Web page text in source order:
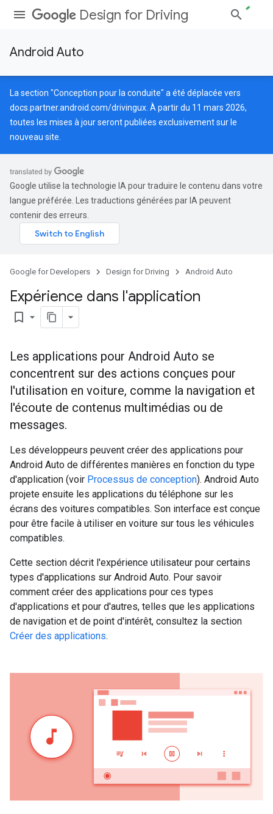
Design for Driving
Android Auto
La section "Conception pour la conduite" a été déplacée vers
docs.partner.android.com/drivingux . À partir du 11 mars 2026,
toutes les mises à jour seront publiées exclusivement sur le
nouveau site.
Google utilise la technologie IA pour traduire le contenu dans votre
langue préférée. Les traductions générées par IA peuvent
contenir des erreurs.
Google for Developers Design for Driving Android Auto
Expérience dans l'application
bookmark_border
Les applications pour Android Auto se
concentrent sur des actions conçues pour
l'utilisation en voiture, comme la navigation et
l'écoute de contenus multimédias ou de
messages.
Les développeurs peuvent créer des applications pour
Android Auto de différentes manières en fonction du type
d'application (voir Processus de conception). Android Auto
projete ensuite les applications du téléphone sur les
écrans des voitures compatibles. Son interface est conçue
pour être facile à utiliser en voiture sur tous les véhicules
compatibles.
Cette section décrit l'expérience utilisateur pour certains
types d'applications sur Android Auto. Pour savoir
comment créer des applications pour ces types
d'applications et pour d'autres, telles que les applications
de navigation et de point d'intérêt, consultez la section
Créer des applications.